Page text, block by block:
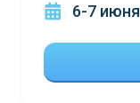
6-7 июня